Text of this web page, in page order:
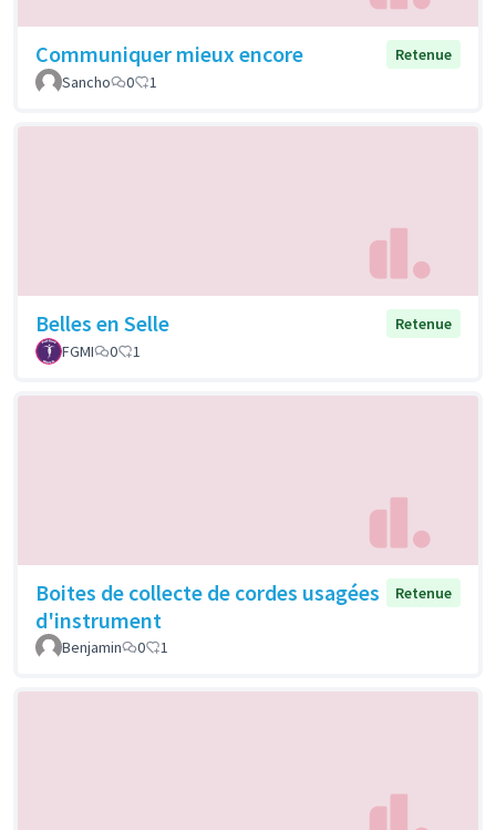
Communiquer mieux encore
Retenue
Sancho
0 1
Belles en Selle
Retenue
FGMI
0 1
Boites de collecte de cordes usagées
d'instrument
Retenue
Benjamin 0 1